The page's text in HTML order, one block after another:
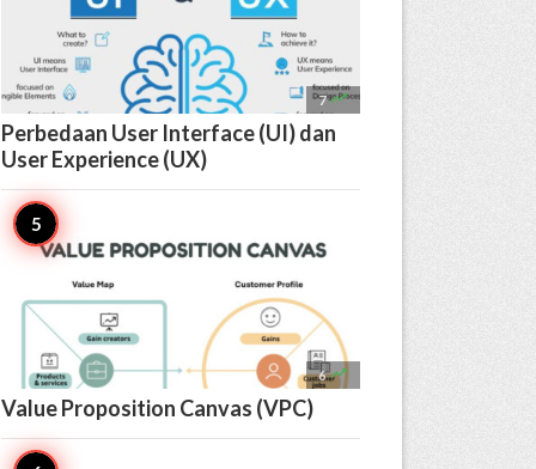
7 
Perbedaan User Interface (UI) dan
User Experience (UX)
6 
Value Proposition Canvas (VPC)